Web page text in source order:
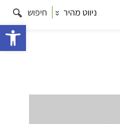
ניווט מהיר חיפוש